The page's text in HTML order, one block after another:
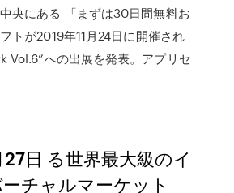
央にある 「まずは30日間無料お
トが2019年11月24日に開催され
Vol.6”への出展を発表。アプリセ
日 る世界最大級のイ
チャルマーケット